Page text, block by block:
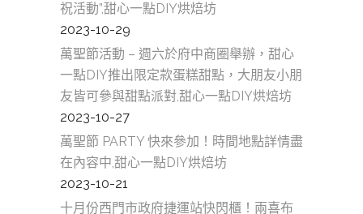
祝活動”,甜心一點DIY烘焙坊
2023-10-29
萬聖節活動 – 週六於府中商圈舉辦，甜心
一點DIY推出限定款蛋糕甜點，大朋友小朋
友皆可參與甜點派對,甜心一點DIY烘焙坊
2023-10-27
萬聖節 PARTY 快來參加！時間地點詳情盡
在內容中,甜心一點DIY烘焙坊
2023-10-21
十月份西門市政府捷運站快閃櫃！兩喜布